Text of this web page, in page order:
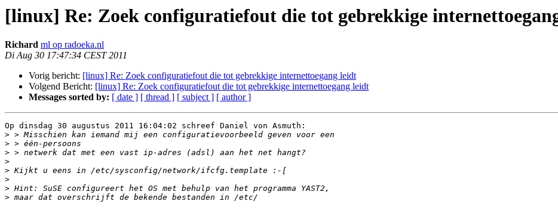
[linux] Re: Zoek configuratiefout die tot gebrekkige
Richard ml op radoeka.nl
Di Aug 30 17:47:34 CEST 2011
Vorig bericht: [linux] Re: Zoek configuratiefout die tot gebrekkige internettoegang leidt
Volgend Bericht: [linux] Re: Zoek configuratiefout die tot gebrekkige internettoegang leidt
Messages sorted by: [ date ] [ thread ] [ subject ] [ author ]
Op dinsdag 30 augustus 2011 16:04:02 schreef Daniel von Asmuth:
>
>
>
>
>
>
>
>